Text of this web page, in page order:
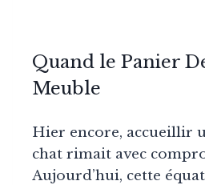
Quand le Panier
Meuble
Hier encore, accueillir
chat rimait avec
Aujourd’hui, cette